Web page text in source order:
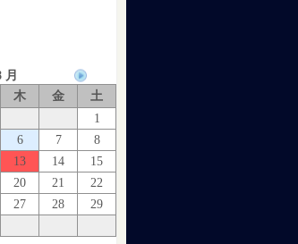
木 金
土
1
6 7
8
13 14
15
20 21
22
27 28
29